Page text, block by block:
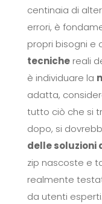
centinaia di
errori, è
propri bisogni e
tecnichereali
è individuare la
adatta,
tutto ciò che si
dopo, si
delle soluzioni
zip nascoste e
realmente
da utenti